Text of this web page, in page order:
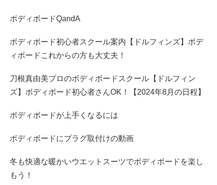
ボディボードQandA
ボディボード初心者スクール案内【ドルフィンズ】ボデ
ィボードこれからの方も大丈夫！
刀根真由美プロのボディボードスクール【ドルフィン
ズ】ボディボード初心者さんOK！【2024年8月の日程】
ボディボードが上手くなるには
ボディボードにプラグ取付けの動画
冬も快適な暖かいウエットスーツでボディボードを楽し
もう！